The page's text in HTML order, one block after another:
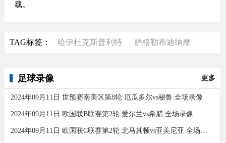
载。
TAG标签： 哈伊杜克斯普利特 萨格勒布迪纳摩
足球录像 更多
2024年09月11日 世预赛南美区第8轮 厄瓜多尔vs秘鲁 全场录像
2024年09月11日 欧国联B联赛第2轮 爱尔兰vs希腊 全场录像
2024年09月11日 欧国联C联赛第2轮 北马其顿vs亚美尼亚 全场录像